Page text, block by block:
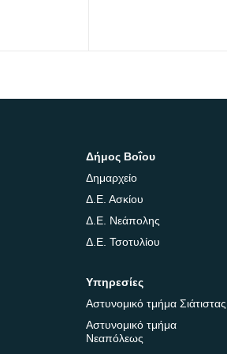
Δήμος Βοΐου
Δημαρχείο
Δ.Ε. Ασκίου
Δ.Ε. Νεάπολης
Δ.Ε. Τσοτυλίου
Υπηρεσίες
Αστυνομικό τμήμα Σιάτιστας
Αστυνομικό τμήμα
Νεαπόλεως